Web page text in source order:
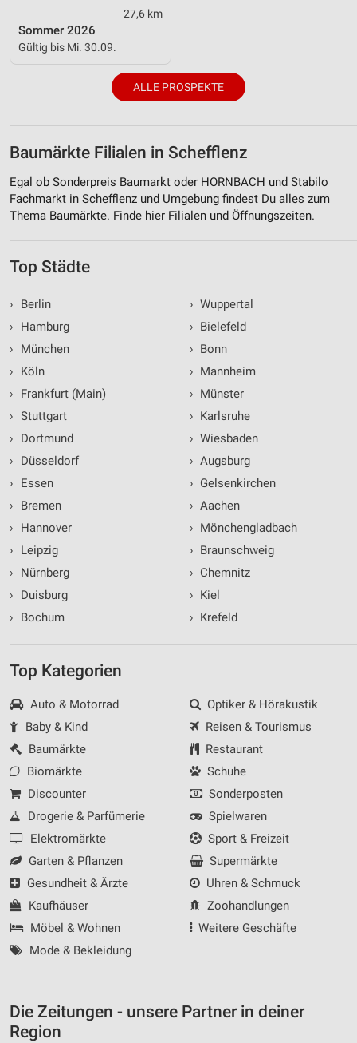
27,6 km
Sommer 2026
Gültig bis Mi. 30.09.
ALLE PROSPEKTE
Baumärkte Filialen in Schefflenz
Egal ob Sonderpreis Baumarkt oder HORNBACH und Stabilo
Fachmarkt in Schefflenz und Umgebung findest Du alles zum
Thema Baumärkte. Finde hier Filialen und Öffnungszeiten.
Top Städte
›
Berlin
›
Hamburg
›
München
›
Köln
›
Frankfurt (Main)
› Stuttgart
›
Dortmund
›
Düsseldorf
›
Essen
›
Bremen
›
Hannover
›
Leipzig
›
Nürnberg
›
Duisburg
›
Bochum
› Wuppertal
› Bielefeld
› Bonn
› Mannheim
› Münster
› Karlsruhe
› Wiesbaden
› Augsburg
› Gelsenkirchen
› Aachen
› Mönchengladbach
› Braunschweig
› Chemnitz
› Kiel
› Krefeld
Top Kategorien
Auto & Motorrad
Baby & Kind
Baumärkte
Biomärkte
Discounter
Drogerie & Parfümerie
Elektromärkte
Garten & Pflanzen
Gesundheit & Ärzte
Kaufhäuser
Möbel & Wohnen
Mode & Bekleidung
Optiker & Hörakustik
Reisen & Tourismus
Restaurant
Schuhe
Sonderposten
Spielwaren
Sport & Freizeit
Supermärkte
Uhren & Schmuck
Zoohandlungen
Weitere Geschäfte
Die Zeitungen - unsere Partner in deiner
Region